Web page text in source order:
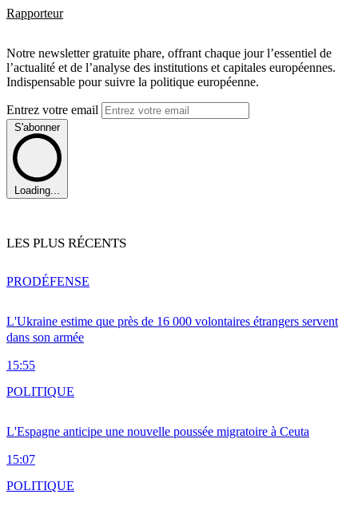
Rapporteur
Notre newsletter gratuite phare, offrant chaque jour l’essentiel de
l’actualité et de l’analyse des institutions et capitales européennes.
Indispensable pour suivre la politique européenne.
Entrez votre email
S'abonner
Loading...
LES PLUS RÉCENTS
L'Ukraine estime que près de 16 000 volontaires étrangers servent
dans son armée
15:55
PRODÉFENSE
L'Espagne anticipe une nouvelle poussée migratoire à Ceuta
15:07
POLITIQUE
POLITIQUE